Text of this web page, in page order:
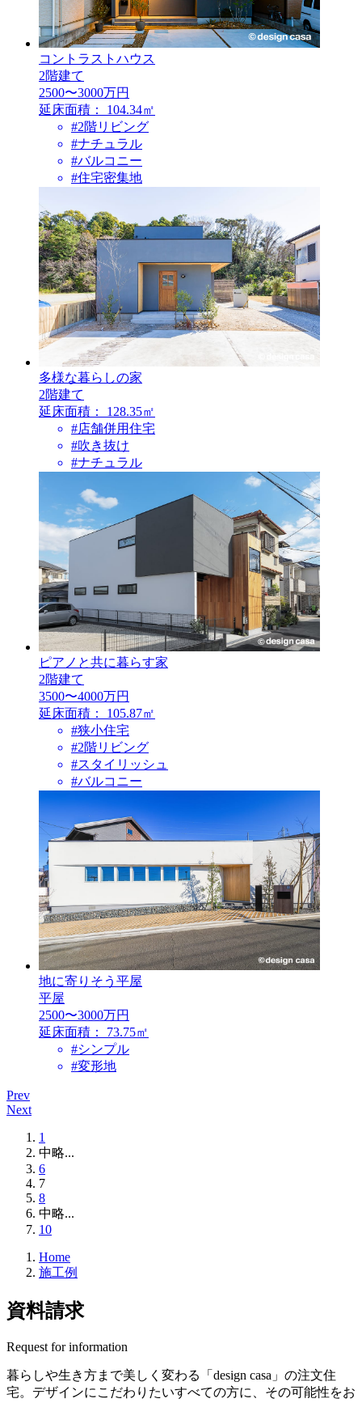
コントラストハウス
2階建て
2500〜3000万円
延床面積：
104.34㎡
#2階リビング
#ナチュラル
#バルコニー
#住宅密集地
多様な暮らしの家
2階建て
延床面積：
128.35㎡
#店舗併用住宅
#吹き抜け
#ナチュラル
ピアノと共に暮らす家
2階建て
3500〜4000万円
延床面積：
105.87㎡
#狭小住宅
#2階リビング
#スタイリッシュ
#バルコニー
地に寄りそう平屋
平屋
2500〜3000万円
延床面積：
73.75㎡
#シンプル
#変形地
Prev
Next
1
中略...
6
7
8
中略...
10
Home
施工例
資料請求
Request for information
暮らしや生き方まで美しく変わる
「design casa」の注文住
宅。 デザインにこだわりたいすべての方に、 その可能性をお